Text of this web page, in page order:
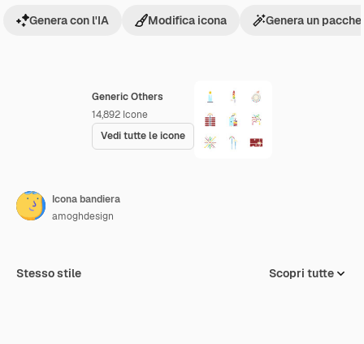
Generic Others
14,892 Icone
Vedi tutte le icone
Genera con l'IA Modifica icona Genera un
Icona bandiera
amoghdesign
Stesso stile Scopri tutte